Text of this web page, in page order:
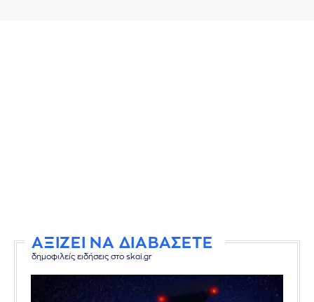
ΑΞΙΖΕΙ ΝΑ ΔΙΑΒΑΣΕΤΕ
δημοφιλείς ειδήσεις στο skai.gr